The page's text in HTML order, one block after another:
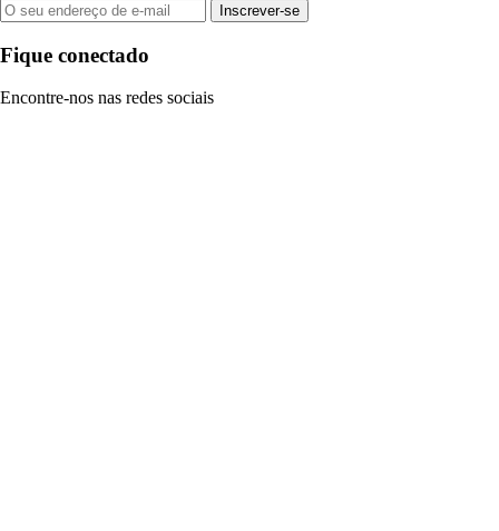
Inscrever-se
Fique conectado
Encontre-nos nas redes sociais